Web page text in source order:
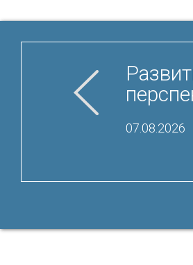
07.08.2026